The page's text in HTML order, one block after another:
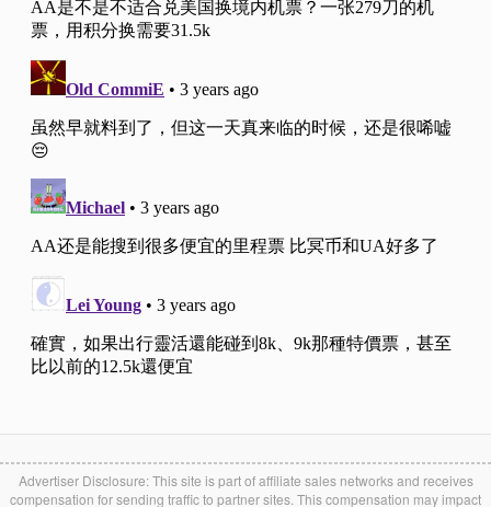
Advertiser Disclosure: This site is part of affiliate sales networks and receives
compensation for sending traffic to partner sites. This compensation may impact